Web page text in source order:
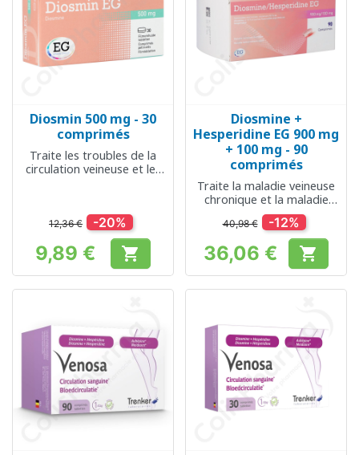
Diosmin 500 mg - 30
comprimés
Traite les troubles de la
circulation veineuse et les
12,36 € -20%
Prix
9,89 € 
Diosmine +
Hesperidine EG 900 mg
+ 100 mg - 90
comprimés
Traite la maladie veineuse
chronique et la maladie
hémorroïdaire aigüe
40,98 € -12%
Prix
36,06 € 